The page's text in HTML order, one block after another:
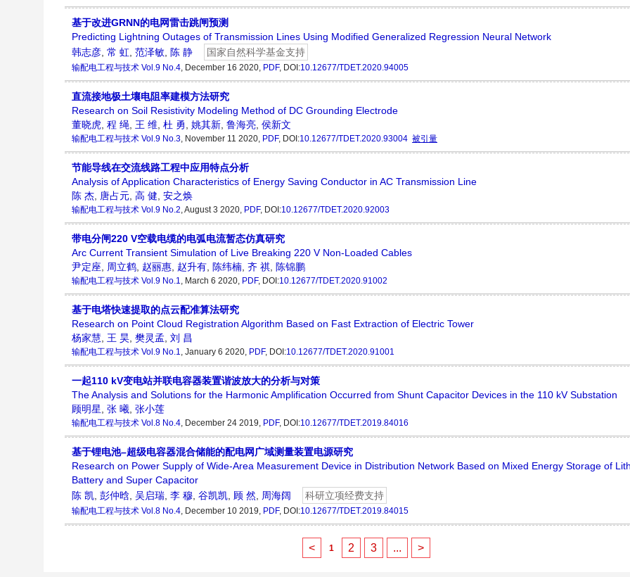
基于改进GRNN的电网雷击跳闸预测
Predicting Lightning Outages of Transmission Lines Using Modified Generalized Regression Neural Network
韩志彦 常 虹 范泽敏 陈 静 国家自然科学基金支持
输配电工程与技术 Vol.9 No.4, December 16 2020, PDF, DOI:10.12677/TDET.2020.94005
直流接地极土壤电阻率建模方法研究
Research on Soil Resistivity Modeling Method of DC Grounding Electrode
董晓虎 程 绳 王 维 杜 勇 姚其新 鲁海亮 侯新文
输配电工程与技术 Vol.9 No.3, November 11 2020, PDF, DOI:10.12677/TDET.2020.93004 被引量
节能导线在交流线路工程中应用特点分析
Analysis of Application Characteristics of Energy Saving Conductor in AC Transmission Line
陈 杰
唐占元 高 健 安之焕
输配电工程与技术 Vol.9 No.2, August 3 2020, PDF, DOI:10.12677/TDET.2020.92003
带电分闸220 V空载电缆的电弧电流暂态仿真研究
Arc Current Transient Simulation of Live Breaking 220 V Non-Loaded Cables
尹定座
周立鹤 赵丽惠 赵升有 陈纬楠 齐 祺 陈锦鹏
输配电工程与技术 Vol.9 No.1, March 6 2020, PDF, DOI:10.12677/TDET.2020.91002
基于电塔快速提取的点云配准算法研究
Research on Point Cloud Registration Algorithm Based on Fast Extraction of Electric Tower
杨家慧 王 昊 樊灵孟 刘 昌
输配电工程与技术 Vol.9 No.1, January 6 2020, PDF, DOI:10.12677/TDET.2020.91001
一起110 kV变电站并联电容器装置谐波放大的分析与对策
The Analysis and Solutions for the Harmonic Amplification Occurred from Shunt Capacitor Devices in the 110 kV Substation
顾明星 张 曦 张小莲
输配电工程与技术 Vol.8 No.4, December 24 2019, PDF, DOI:10.12677/TDET.2019.84016
基于锂电池–超级电容器混合储能的配电网广域测量装置电源研究
Research on Power Supply of Wide-Area Measurement Device in Distribution Network Based on Mixed Energy Storage of
Battery and Super Capacitor
陈 凯 彭仲晗 吴启瑞 李 穆 谷凯凯 顾 然 周海阔 科研立项经费支持
输配电工程与技术 Vol.8 No.4, December 10 2019, PDF, DOI:10.12677/TDET.2019.84015
< 1 2 3 ... >